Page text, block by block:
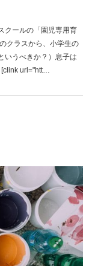
クールの「園児専用育
クラスから、小学生の
いうべきか？）息子は
[clink url="htt…